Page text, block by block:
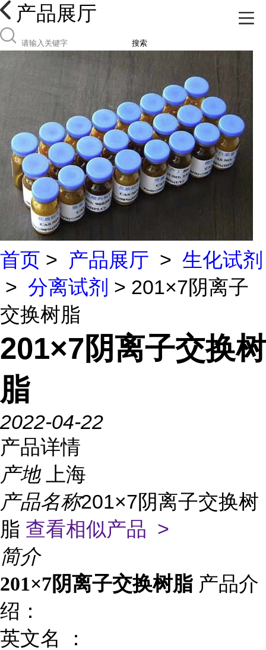
产品展厅
搜索
首页 > 产品展厅 > 生化试剂
> 分离试剂 > 201×7阴离子
交换树脂
201×7阴离子交换树
脂
2022-04-22
产品详情
产地
上海
产品名称201×7阴离子交换树
脂 查看相似产品 >
简介
201×7阴离子交换树脂 产品介
绍：
英文名 ：